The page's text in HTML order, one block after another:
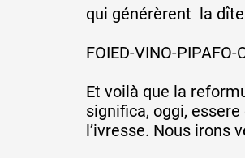
Crédits
Actions
qui générèrent la
FOIED-VINO-
Et voilà que la
significa, oggi,
l’ivresse. Nous irons